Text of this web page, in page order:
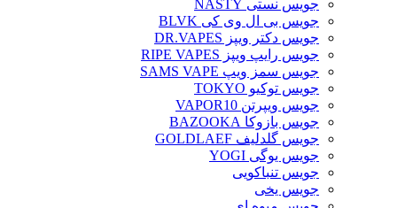
جویس نستی NASTY
جویس بی ال وی کی BLVK
جویس دکتر ویپز DR.VAPES
جویس رایپ ویپز RIPE VAPES
جویس سمز ویپ SAMS VAPE
جویس توکیو TOKYO
جویس ویپرتن VAPOR10
جویس بازوکا BAZOOKA
جویس گلدلیف GOLDLAEF
جویس یوگی YOGI
جویس تنباکویی
جویس یخی